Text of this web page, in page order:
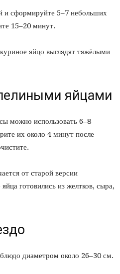
и сформируйте 5–7 небольших
15–20 минут.
яйцо выглядят тяжёлыми
яйцами
можно использовать 6–8
их около 4 минут после
от старой версии
готовились из желтков, сыра,
диаметром около 26–30 см.